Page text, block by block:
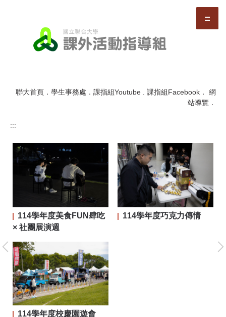
聯大首頁 ． 學生事務處 ． 課指組Youtube . 課指組Facebook ． 網
站導覽 ．
:::
114學年度美食FUN肆吃
× 社團展演週
114學年度巧克力傳情
114學年度校慶園遊會